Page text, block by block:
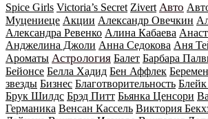
Spice Girls Victoria’s Secret Zivert Авто
Муцениеце Акции Александр Овечкин
Александра Ревенко Алина Кабаева
Анджелина Джоли Анна Седокова Аня
Ароматы Астрология Балет Барбара
Бейонсе Белла Хадид Бен Аффлек
звезды Бизнес Благотворительность
Брук Шилдс Брэд Питт Бьянка Ценсори
Германика Венсан Кассель Виктория